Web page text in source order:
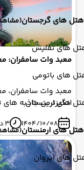
هتل های گرجستان
های تفلیس
های باتومی
های ارمنستان
هتل های ارمنستان
های ایروان
معبد وات سامفران:
معبد وات سامفران،
انگیزترین جاذبه‌ های
منحصربه‌فردش،
طبقه‌اش، نه تنها یک
رمزآلودگی بودایی
1404/10/08 3 دقیقه